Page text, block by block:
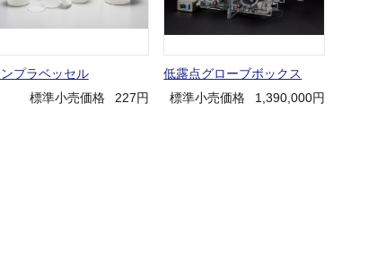
プラベッセル
標準小売価格
227円
低露点グローブボックス
標準小売価格
1,390,000円